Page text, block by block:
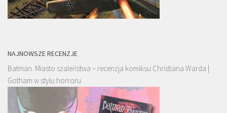
NAJNOWSZE RECENZJE
Batman. Miasto szaleństwa – recenzja komiksu Christiana Warda |
Gotham w stylu horroru